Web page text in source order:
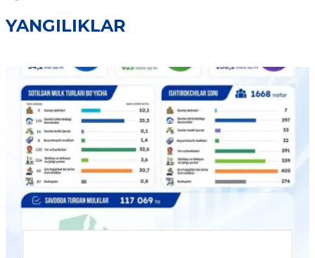
YANGILIKLAR